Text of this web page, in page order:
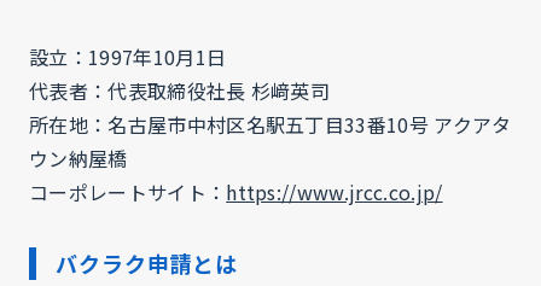
設立：1997年10月1日
代表者：代表取締役社長 杉﨑英司
所在地：名古屋市中村区名駅五丁目33番10号 アクアタ
ウン納屋橋
コーポレートサイト： https://www.jrcc.co.jp/
バクラク申請とは